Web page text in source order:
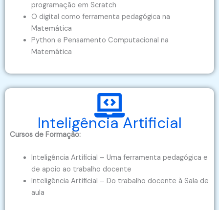
programação em Scratch
O digital como ferramenta pedagógica na
Matemática
Python e Pensamento Computacional na
Matemática
Inteligência Artificial
Cursos de Formação:
Inteligência Artificial – Uma ferramenta pedagógica e
de apoio ao trabalho docente
Inteligência Artificial – Do trabalho docente à Sala de
aula